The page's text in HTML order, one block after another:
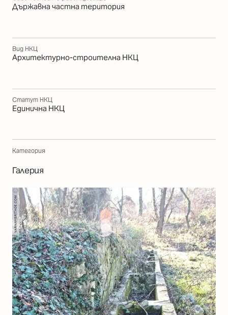
Държавна частна територия
Вид НКЦ
Архитектурно-строителна НКЦ
Статут НКЦ
Единична НКЦ
Категория
Галерия